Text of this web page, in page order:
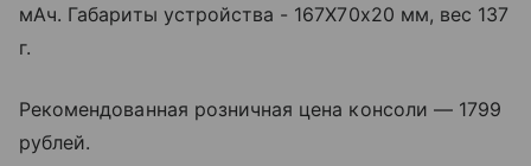
мАч. Габариты устройства - 167Х70х20 мм, вес 137
г.
Рекомендованная розничная цена консоли — 1799
рублей.